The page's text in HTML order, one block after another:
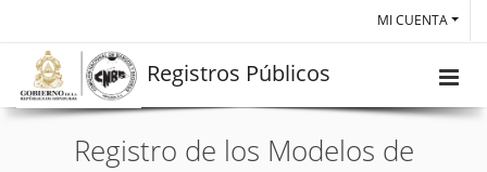
MI CUENTA
Registros Públicos
Registro de los Modelos de